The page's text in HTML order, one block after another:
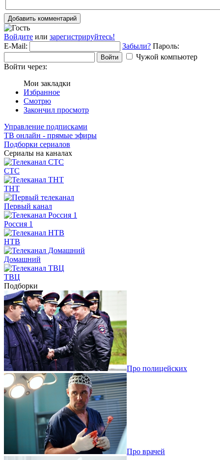
Добавить комментарий
Войдите или зарегистрируйтесь!
E-Mail:
Забыли? Пароль:
Войти
Чужой компьютер
Войти через:
Мои закладки
Избранное
Смотрю
Закончил просмотр
Управление подписками
ТВ онлайн - прямые эфиры
Подборки сериалов
Сериалы на каналах
СТС
ТНТ
Первый канал
Россия 1
НТВ
Домашний
ТВЦ
Подборки
Про полицейских
Про врачей